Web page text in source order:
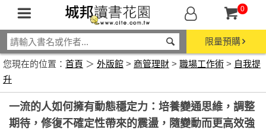
0
限量預購
您現在的位置： 首頁 ＞ 外版館 > 商管理財 > 職場工作術 > 自我提
升
一流的人如何擁有動態穩定力：培養變通思維，調整
期待，修復不確定性帶來的震盪，隨變動而更高效強